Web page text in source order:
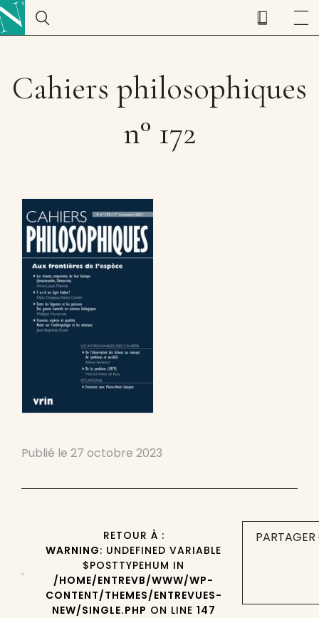
Cahiers philosophiques
n° 172
Publié le 27 octobre 2023
RETOUR À :
WARNING: UNDEFINED VARIABLE
$POSTTYPEHUM IN
/HOME/ENTREVB/WWW/WP-
CONTENT/THEMES/ENTREVUES-
NEW/SINGLE.PHP ON LINE 147